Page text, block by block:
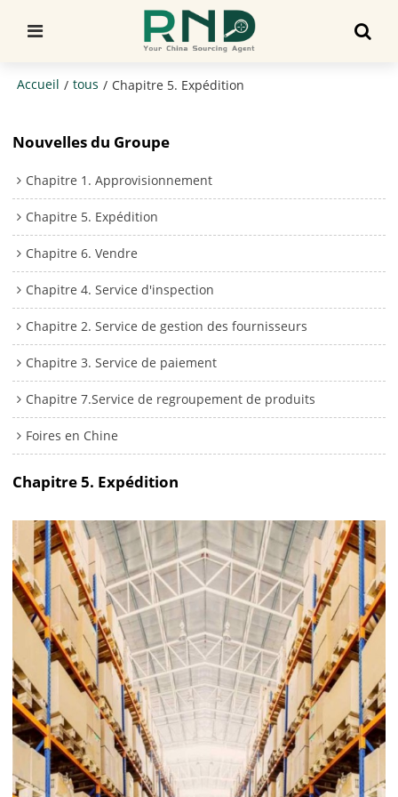
Accueil / tous / Chapitre 5. Expédition
Nouvelles du Groupe
Chapitre 1. Approvisionnement
Chapitre 5. Expédition
Chapitre 6. Vendre
Chapitre 4. Service d'inspection
Chapitre 2. Service de gestion des fournisseurs
Chapitre 3. Service de paiement
Chapitre 7.Service de regroupement de produits
Foires en Chine
Chapitre 5. Expédition